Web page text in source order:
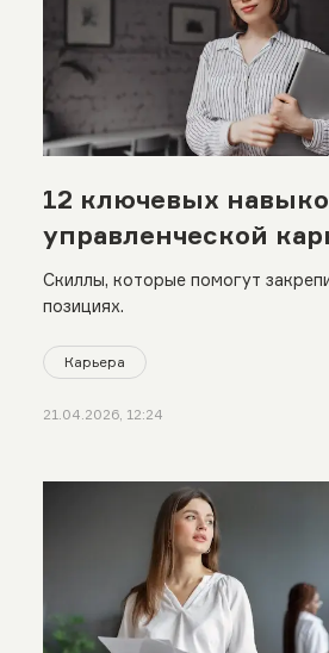
12 ключевых
управленческой
Скиллы, которые помогут
позициях.
Карьера
21.04.2026, 12:24